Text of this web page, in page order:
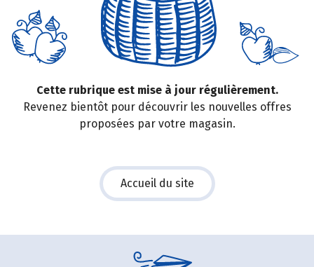
Cette rubrique est mise à jour régulièrement.
Revenez bientôt pour découvrir les nouvelles offres
proposées par votre magasin.
Accueil du site